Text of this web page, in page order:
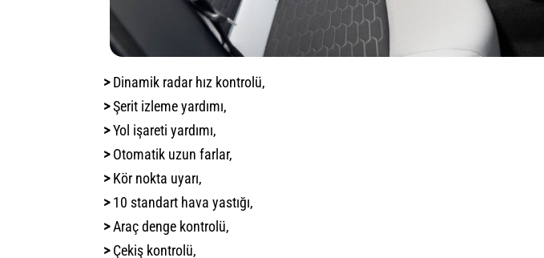
>Dinamik radar hız kontrolü,
>Şerit izleme yardımı,
>Yol işareti yardımı,
>Otomatik uzun farlar,
>Kör nokta uyarı,
>10 standart hava yastığı,
>Araç denge kontrolü,
>Çekiş kontrolü,